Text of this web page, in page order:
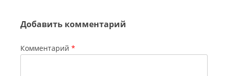
Добавить комментарий
Комментарий *